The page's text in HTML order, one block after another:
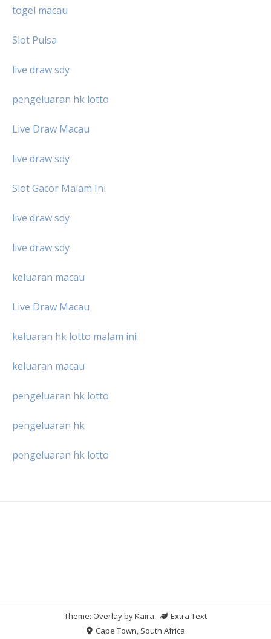
togel macau
Slot Pulsa
live draw sdy
pengeluaran hk lotto
Live Draw Macau
live draw sdy
Slot Gacor Malam Ini
live draw sdy
live draw sdy
keluaran macau
Live Draw Macau
keluaran hk lotto malam ini
keluaran macau
pengeluaran hk lotto
pengeluaran hk
pengeluaran hk lotto
Theme: Overlay byKaira.
Extra Text
Cape Town, South Africa